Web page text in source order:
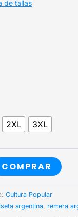
de tallas
2XL 3XL
COMPRAR
Cultura Popular
argentina, remera